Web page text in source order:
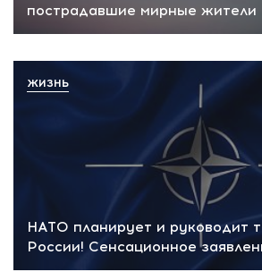
пострадавшие мирные жители
НАТО планирует и руководит
России! Сенсационное
ЖИЗНЬ